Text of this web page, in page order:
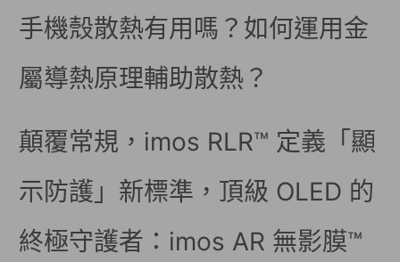
手機殼散熱有用嗎？如何運用金
屬導熱原理輔助散熱？
顛覆常規，imos RLR™ 定義「顯
示防護」新標準，頂級 OLED 的
終極守護者：imos AR 無影膜™